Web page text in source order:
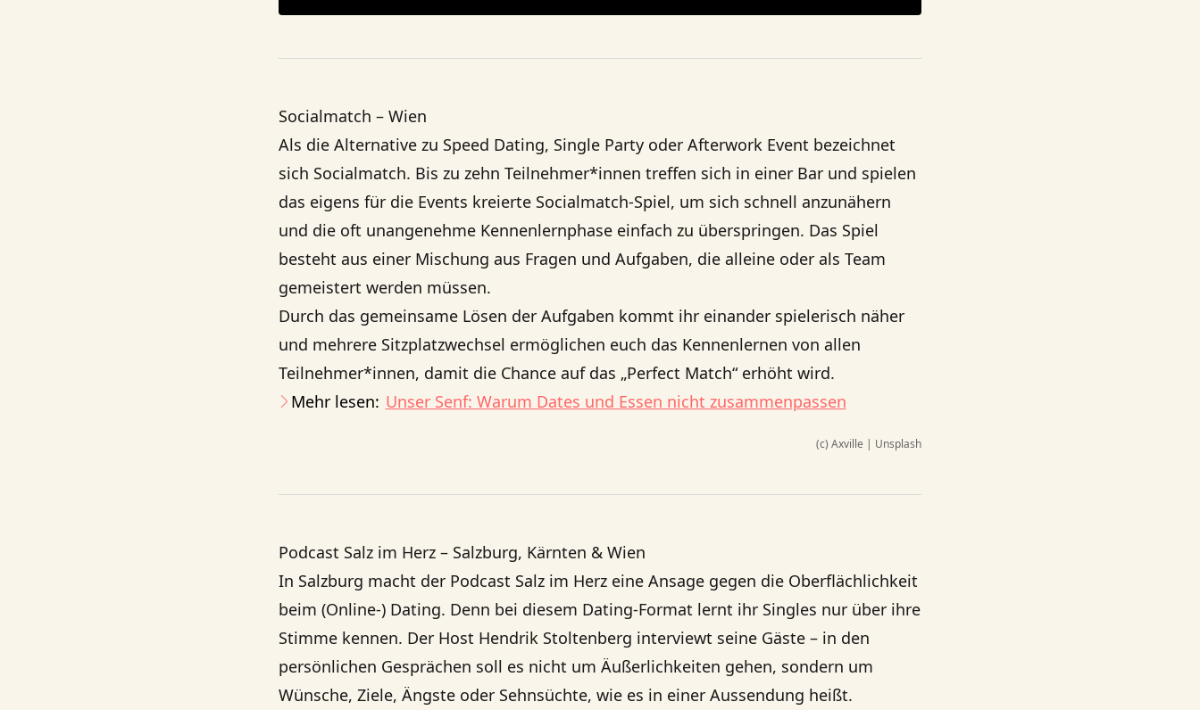
Socialmatch – Wien
Als die Alternative zu Speed Dating, Single Party oder Afterwork Event bezeichnet
sich Socialmatch. Bis zu zehn Teilnehmer*innen treffen sich in einer Bar und spielen
das eigens für die Events kreierte Socialmatch-Spiel, um sich schnell anzunähern
und die oft unangenehme Kennenlernphase einfach zu überspringen. Das Spiel
besteht aus einer Mischung aus Fragen und Aufgaben, die alleine oder als Team
gemeistert werden müssen.
Durch das gemeinsame Lösen der Aufgaben kommt ihr einander spielerisch näher
und mehrere Sitzplatzwechsel ermöglichen euch das Kennenlernen von allen
Teilnehmer*innen, damit die Chance auf das „Perfect Match“ erhöht wird.
Mehr lesen: Unser Senf: Warum Dates und Essen nicht zusammenpassen
(c) Axville | Unsplash
Podcast Salz im Herz – Salzburg, Kärnten & Wien
In Salzburg macht der Podcast Salz im Herz eine Ansage gegen die Oberflächlichkeit
beim (Online-) Dating. Denn bei diesem Dating-Format lernt ihr Singles nur über ihre
Stimme kennen. Der Host Hendrik Stoltenberg interviewt seine Gäste – in den
persönlichen Gesprächen soll es nicht um Äußerlichkeiten gehen, sondern um
Wünsche, Ziele, Ängste oder Sehnsüchte, wie es in einer Aussendung heißt.